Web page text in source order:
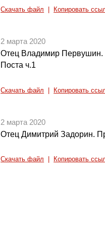
Скачать файл Копировать
2 марта 2020
Отец Владимир Первушин.
Поста ч.1
Скачать файл Копировать
2 марта 2020
Отец Димитрий Задорин.
Скачать файл Копировать